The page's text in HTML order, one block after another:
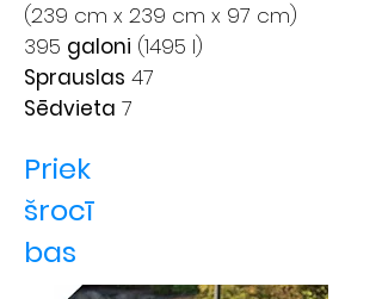
(239 cm x 239 cm x 97 cm)
395 galoni (1495 l)
Sprauslas 47
Sēdvieta 7
Priek
šrocī
bas